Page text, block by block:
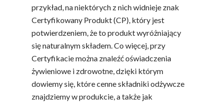
przykład, na niektórych z nich widnieje znak
Certyfikowany Produkt (CP), który jest
potwierdzeniem, że to produkt wyróżniający
się naturalnym składem. Co więcej, przy
Certyfikacie można znaleźć oświadczenia
żywieniowe i zdrowotne, dzięki którym
dowiemy się, które cenne składniki odżywcze
znajdziemy w produkcie, a także jak